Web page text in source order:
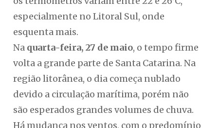
especialmente no Litoral Sul, onde
esquenta mais.
Na quarta-feira, 27 de maio, o tempo firme
volta a grande parte de Santa Catarina. Na
região litorânea, o dia começa nublado
devido a circulação marítima, porém não
são esperados grandes volumes de chuva.
Há mudança nos ventos, com o predomínio